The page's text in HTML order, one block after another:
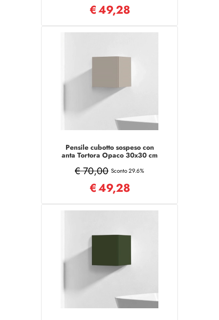
€49,28
Pensile cubotto sospeso con
anta Tortora Opaco 30x30 cm
€ 70,00 Sconto 29.6%
€49,28